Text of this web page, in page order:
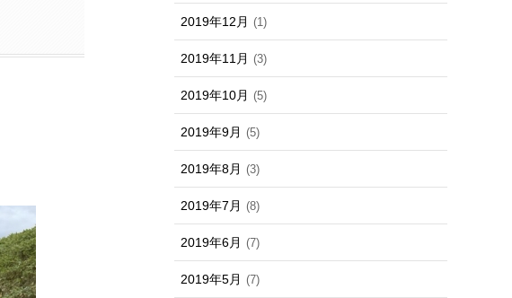
2019年12月 (1)
2019年11月 (3)
2019年10月 (5)
2019年9月 (5)
2019年8月 (3)
2019年7月 (8)
2019年6月 (7)
2019年5月 (7)